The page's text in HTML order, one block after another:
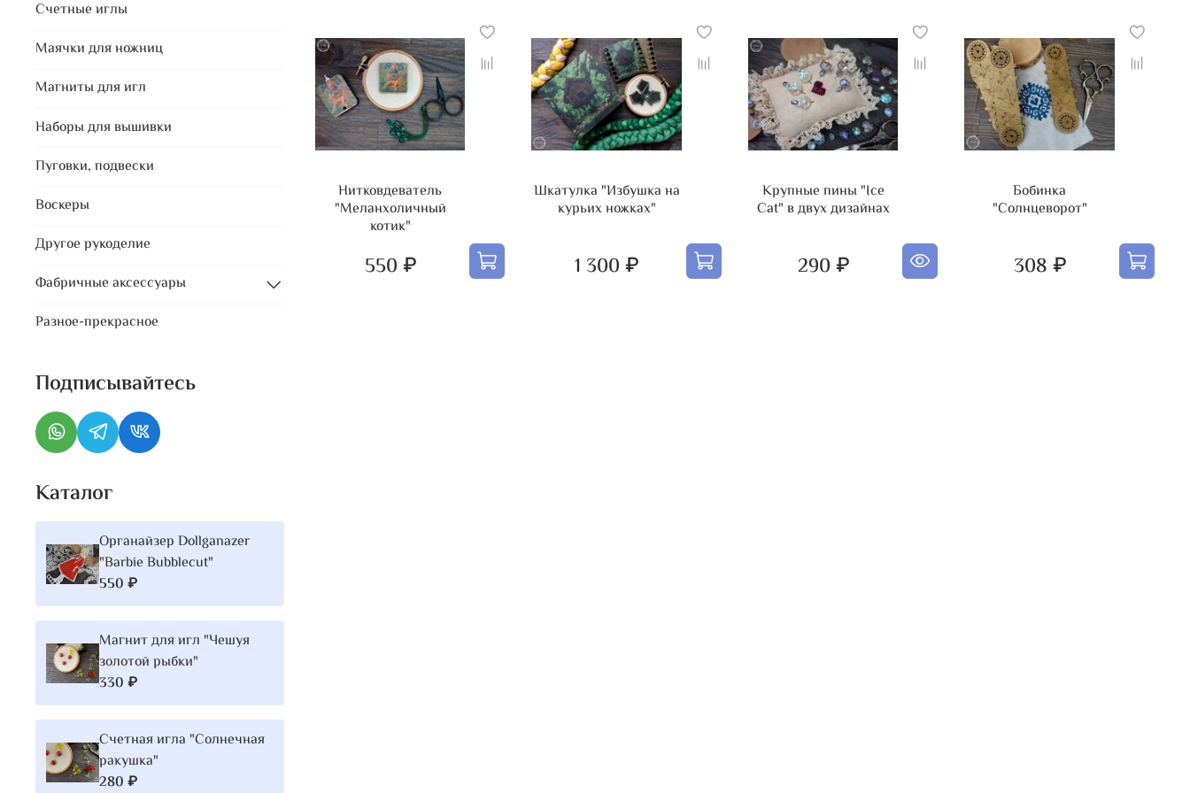
Нитковдеватель
"Меланхоличный
котик"
550 ₽
Шкатулка "Избушка на
курьих ножках"
1 300 ₽
Крупные пины "Ice
Cat" в двух дизайнах
290 ₽
Бобинка
"Солнцеворот"
308 ₽
Счетные иглы
Маячки для ножниц
Магниты для игл
Наборы для вышивки
Пуговки, подвески
Воскеры
Другое рукоделие
Фабричные аксессуары
Разное-прекрасное
Подписывайтесь
Каталог
Органайзер Dollganazer
"Barbie Bubblecut"
550 ₽
Магнит для игл "Чешуя
золотой рыбки"
330 ₽
Счетная игла "Солнечная
ракушка"
280 ₽